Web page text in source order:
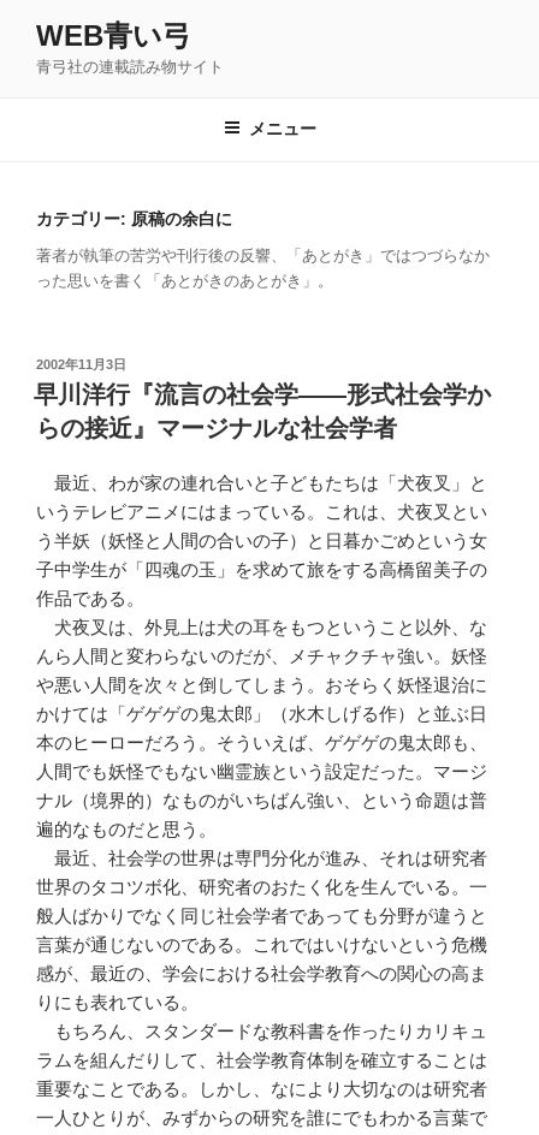
WEB青い弓
青弓社の連載読み物サイト
メニュー
カテゴリー: 原稿の余白に
著者が執筆の苦労や刊行後の反響、「あとがき」ではつづらなか
った思いを書く「あとがきのあとがき」。
投
稿
日:
2002年11月3日
早川洋行『流言の社会学――形式社会学か
らの接近』マージナルな社会学者
最近、わが家の連れ合いと子どもたちは「犬夜叉」と
いうテレビアニメにはまっている。これは、犬夜叉とい
う半妖（妖怪と人間の合いの子）と日暮かごめという女
子中学生が「四魂の玉」を求めて旅をする高橋留美子の
作品である。
犬夜叉は、外見上は犬の耳をもつということ以外、な
んら人間と変わらないのだが、メチャクチャ強い。妖怪
や悪い人間を次々と倒してしまう。おそらく妖怪退治に
かけては「ゲゲゲの鬼太郎」（水木しげる作）と並ぶ日
本のヒーローだろう。そういえば、ゲゲゲの鬼太郎も、
人間でも妖怪でもない幽霊族という設定だった。マージ
ナル（境界的）なものがいちばん強い、という命題は普
遍的なものだと思う。
最近、社会学の世界は専門分化が進み、それは研究者
世界のタコツボ化、研究者のおたく化を生んでいる。一
般人ばかりでなく同じ社会学者であっても分野が違うと
言葉が通じないのである。これではいけないという危機
感が、最近の、学会における社会学教育への関心の高ま
りにも表れている。
もちろん、スタンダードな教科書を作ったりカリキュ
ラムを組んだりして、社会学教育体制を確立することは
重要なことである。しかし、なにより大切なのは研究者
一人ひとりが、みずからの研究を誰にでもわかる言葉で